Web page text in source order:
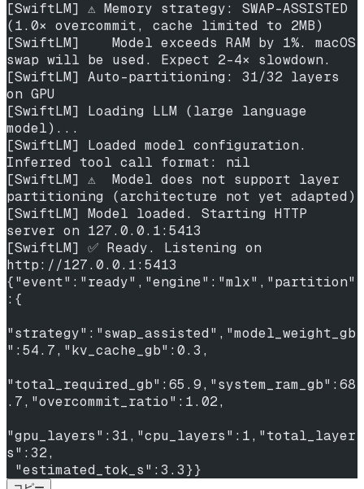
[SwiftLM] ⚠️ Memory strategy: SWAP-ASSISTED
(1.0× overcommit, cache limited to 2MB)
[SwiftLM]    Model exceeds RAM by 1%. macOS
swap will be used. Expect 2-4× slowdown.
[SwiftLM] Auto-partitioning: 31/32 layers
on GPU
[SwiftLM] Loading LLM (large language
model)...
[SwiftLM] Loaded model configuration.
Inferred tool call format: nil
[SwiftLM] ⚠️  Model does not support layer
partitioning (architecture not yet adapted)
[SwiftLM] Model loaded. Starting HTTP
server on 127.0.0.1:5413
[SwiftLM] ✅ Ready. Listening on
http://127.0.0.1:5413
{"event":"ready","engine":"mlx","partition"
:{
"strategy":"swap_assisted","model_weight_gb
":54.7,"kv_cache_gb":0.3,
"total_required_gb":65.9,"system_ram_gb":68
.7,"overcommit_ratio":1.02,
"gpu_layers":31,"cpu_layers":1,"total_layer
s":32,
"estimated_tok_s":3.3}}